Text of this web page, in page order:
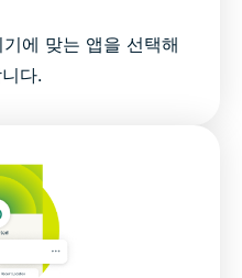
에 맞는 앱을 선택해
다.